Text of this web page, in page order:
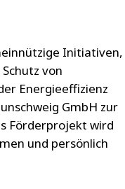
Initiativen,
von
Energieeffizienz
GmbH zur
Förderprojekt wird
und persönlich